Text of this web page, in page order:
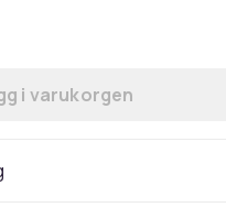
Lägg till EA SPORTS
i varukorgen